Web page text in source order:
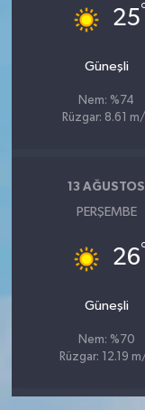
25
Güneşli
Nem: %74
Rüzgar: 8.61
13 AĞUSTOS
PERŞEMBE
26
Güneşli
Nem: %70
Rüzgar: 12.19